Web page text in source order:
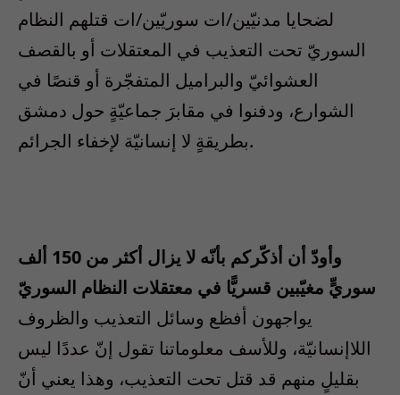
لضحايا مدنيّين/ات سوريّين/ات قتلهم النظام
السوريّ تحت التعذيب في المعتقلات أو بالقصف
العشوائيّ والبراميل المتفجّرة أو قنصًا في
الشوارع، ودفنوا في مقابرَ جماعيّةٍ حول دمشق
بطريقةٍ لا إنسانيّة لإخفاء الجرائم.
وأودّ أن أذكّركم بأنّه لا يزال أكثر من 150 ألف
سوريٍّ مغيّبين قسريًّا في معتقلات النظام السوريّ
يواجهون أفظع وسائل التعذيب والظروف
اللاإنسانيّة، وللأسف معلوماتنا تقول إنّ عددًا ليس
بقليلٍ منهم قد قتل تحت التعذيب، وهذا يعني أنّ